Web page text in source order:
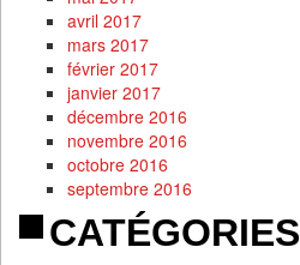
avril 2017
mars 2017
février 2017
janvier 2017
décembre 2016
novembre 2016
octobre 2016
septembre 2016
CATÉGORIES